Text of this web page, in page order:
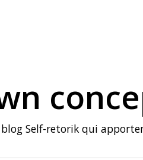
Self-retorik qui